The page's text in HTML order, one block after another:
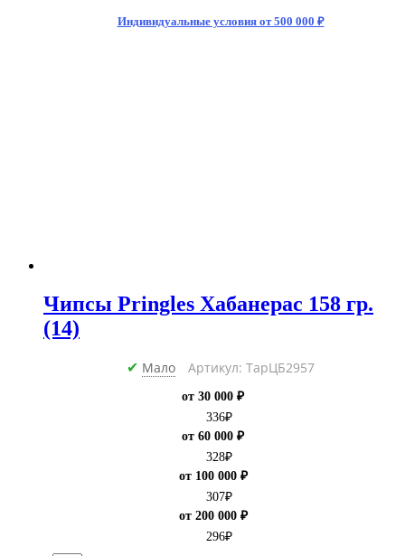
Индивидуальные условия от 500 000 ₽
Чипсы Pringles Хабанерас 158 гр.
(14)
✔ Мало Артикул: ТарЦБ2957
от 30 000 ₽
336₽
от 60 000 ₽
328₽
от 100 000 ₽
307₽
от 200 000 ₽
296₽